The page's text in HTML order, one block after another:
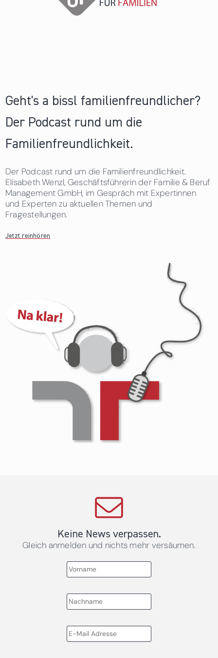
Geht's a bissl familienfreundlicher?
Der Podcast rund um die
Familienfreundlichkeit.
Der Podcast rund um die Familienfreundlichkeit.
Elisabeth Wenzl, Geschäftsführerin der Familie & Beruf
Management GmbH, im Gespräch mit Expertinnen
und Experten zu aktuellen Themen und
Fragestellungen.
Jetzt reinhören
Keine News verpassen.
Gleich anmelden und nichts mehr versäumen.